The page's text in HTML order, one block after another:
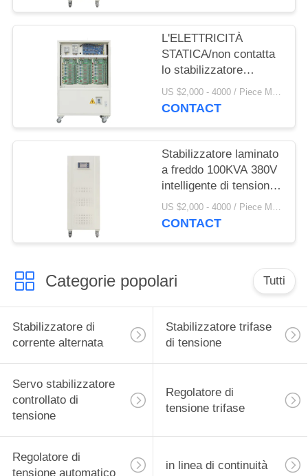
L'ELETTRICITÀ
STATICA/non contatta
lo stabilizzatore
120KVA 380V
intelligente di tensione
US $2,000 - 4000 / Piece MOQ:1
CONTACT
Stabilizzatore laminato
a freddo 100KVA 380V
intelligente di tensione
CA
US $2,000 - 4000 / Piece MOQ:1
CONTACT
Categorie popolari Tutti
Stabilizzatore di
corrente alternata
Stabilizzatore trifase
di tensione
Servo stabilizzatore
controllato di
tensione
Regolatore di
tensione trifase
Regolatore di
tensione automatico
in linea di continuità